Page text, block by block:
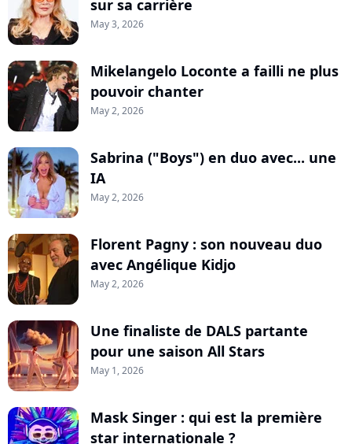
sur sa carrière
May 3, 2026
Mikelangelo Loconte a failli ne plus
pouvoir chanter
May 2, 2026
Sabrina ("Boys") en duo avec... une
IA
May 2, 2026
Florent Pagny : son nouveau duo
avec Angélique Kidjo
May 2, 2026
Une finaliste de DALS partante
pour une saison All Stars
May 1, 2026
Mask Singer : qui est la première
star internationale ?